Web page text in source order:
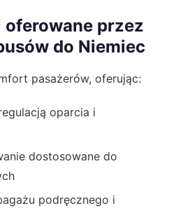
oferowane przez
do Niemiec
pasażerów, oferując:
oparcia i
dostosowane do
podręcznego i